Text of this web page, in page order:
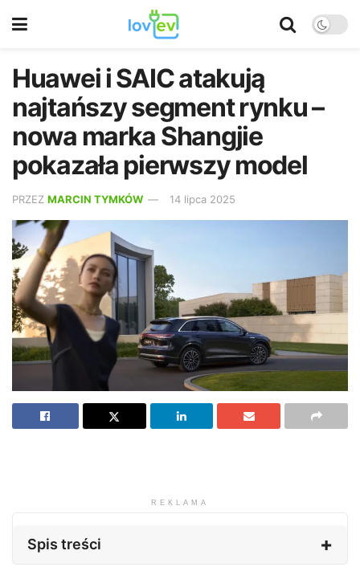
Huawei i SAIC atakują
najtańszy segment rynku –
nowa marka Shangjie
pokazała pierwszy model
PRZEZ MARCIN TYMKÓW 14 lipca 2025
REKLAMA
Spis treści